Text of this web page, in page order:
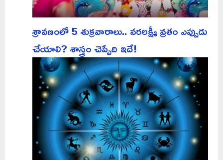
శ్రావణంలో 5 శుక్రవారాలు.. వరలక్ష్మీ వ్రతం ఎప్పుడు
చేయాలి? శాస్త్రం చెప్పేది ఇదే!